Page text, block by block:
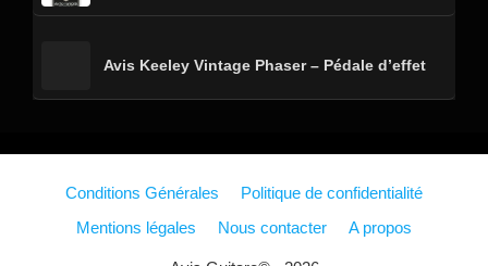
Avis Keeley Vintage Phaser – Pédale d’effet
Conditions Générales
Politique de confidentialité
Mentions légales
Nous contacter A propos